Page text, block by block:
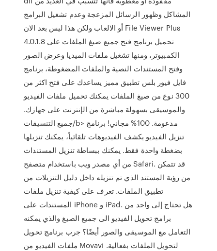
المشاكل وظهور الرسائل المزعجة وعدم تشغيل البرامج
أو الالعاب ولكن هذا ليس بعد الان File Viewer Plus
4.0.1.8 تحميل برنامج فتح جميع صيغ الملفات على
الكمبيوتر، ومنها تشغيل ملفات الميديا وعرض الصور
وفتح المستندات النصية والملفات المضغوطة، برنامج
فايل فيور بلس تطبيق مميز يساعدك على فتح اكثر من
300 نوع من صيغ الملفات يمكنك تحميل ملفات الفيديو
والموسيقى بسهولة مباشرة من الإنترنت على جهازك.
جميع التنسيقات/b> مدعومة. 100% مجاني! برنامج
تنزيل الفيديو يكشف الفيديوهات تلقائياً، يمكنك تنزيلها
بضغطة واحدة فقط. يمكنك ببساطة تنزيل المستندات
من أي مصدر ويب باستخدام متصفح Safari. قد تتمكن
من رؤية المستند الذي تم تنزيله داخل دليل التنزيلات من
تطبيق الملفات. تعرف على كيفية تنزيل ملفات
المستندات على iPhone و iPad. هل تحتاج إلى واحد من
برامج تحويل الفيديو الى جميع الصيغ والذي يمكنه
التعامل مع الموسيقى والصور أيضًا؟ جرب برنامج تحويل
ملفات الفيديو من Movavi لتحويل الملفات بفعالية.